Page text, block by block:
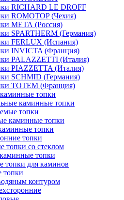
RICHARD LE DROFF
ROMOTOP (Чехия)
МЕТА (Россия)
SPARTHERM (Германия)
FERLUX (Испания)
INVICTA (Франция)
PALAZZETTI (Италия)
PIAZZETTA (Италия)
SCHMID (Германия)
TOTEM (Франция)
топки
каминные топки
топки
каминные топки
топки
топки
топки со стеклом
топки
топки для каминов
топки
контуром